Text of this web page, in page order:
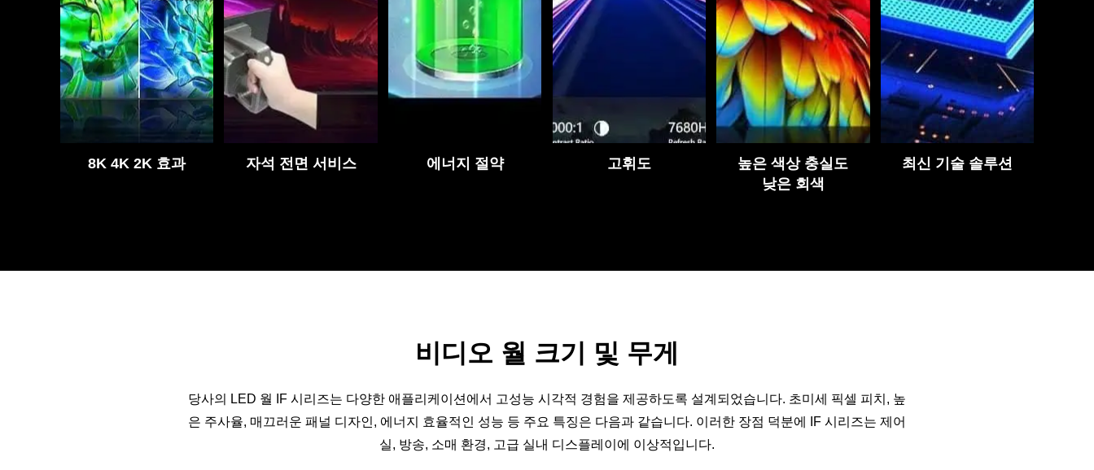
8K 4K 2K 효과 자석 전면 서비스 에너지 절약 고휘도
높은 색상 충실도
낮은 회색
최신 기술 솔루션
비디오 월 크기 및 무게
당사의 LED 월 IF 시리즈는 다양한 애플리케이션에서 고성능 시각적 경험을 제공하도록 설계되었습니다. 초미세 픽셀 피치, 높
은 주사율, 매끄러운 패널 디자인, 에너지 효율적인 성능 등 주요 특징은 다음과 같습니다. 이러한 장점 덕분에 IF 시리즈는 제어
실, 방송, 소매 환경, 고급 실내 디스플레이에 이상적입니다.